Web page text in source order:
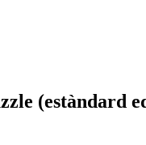
(estàndard